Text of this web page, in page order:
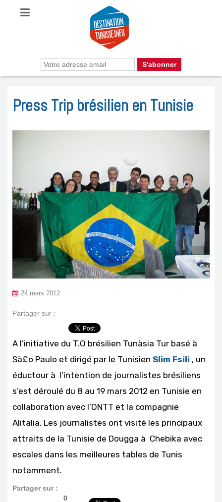
Press Trip brésilien en Tunisie
24 mars 2012
Partager sur :
A l’initiative du T.O brésilien Tunà­sia Tur basé à
Sà£o Paulo et dirigé par le Tunisien Slim Fsili , un
éductour à l’intention de journalistes brésiliens
s’est déroulé du 8 au 19 mars 2012 en Tunisie en
collaboration avec l’ONTT et la compagnie
Alitalia. Les journalistes ont visité les principaux
attraits de la Tunisie de Dougga à Chebika avec
escales dans les meilleures tables de Tunis
notamment.
Partager sur :
0